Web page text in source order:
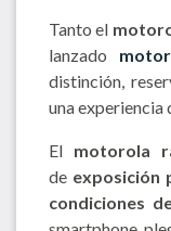
Tanto el
lanzado
distinción,
una experiencia
El motorola
de exposición
condiciones